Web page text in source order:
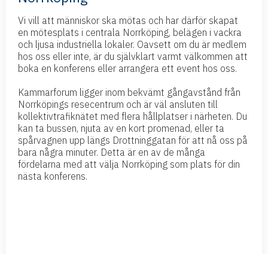
Vi vill att människor ska mötas och har därför skapat
en mötesplats i centrala Norrköping, belägen i vackra
och ljusa industriella lokaler. Oavsett om du är medlem
hos oss eller inte, är du självklart varmt välkommen att
boka en konferens eller arrangera ett event hos oss.
Kammarforum ligger inom bekvämt gångavstånd från
Norrköpings resecentrum och är väl ansluten till
kollektivtrafiknätet med flera hållplatser i närheten. Du
kan ta bussen, njuta av en kort promenad, eller ta
spårvagnen upp längs Drottninggatan för att nå oss på
bara några minuter. Detta är en av de många
fördelarna med att välja Norrköping som plats för din
nästa konferens.